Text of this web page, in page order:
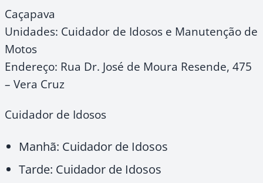
Caçapava
Unidades: Cuidador de Idosos e Manutenção de
Motos
Endereço: Rua Dr. José de Moura Resende, 475
– Vera Cruz
Cuidador de Idosos
Manhã: Cuidador de Idosos
Tarde: Cuidador de Idosos